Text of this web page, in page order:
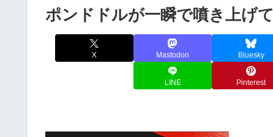
ポンドドルが一瞬で噴き上げ
X Mastodon Bluesky
LINE Pinterest